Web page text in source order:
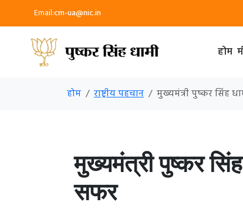
Email:cm-ua@nic.in
होम
होम राष्ट्रीय पहचान मुख्यमंत्री पुष्कर सिंह
मुख्यमंत्री पुष्कर
सफर